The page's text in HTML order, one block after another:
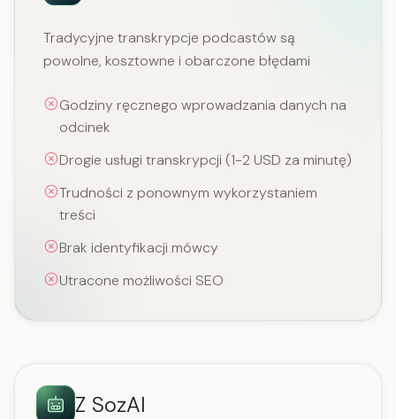
Tradycyjne transkrypcje podcastów są
powolne, kosztowne i obarczone błędami
Godziny ręcznego wprowadzania danych na
odcinek
Drogie usługi transkrypcji (1-2 USD za minutę)
Trudności z ponownym wykorzystaniem
treści
Brak identyfikacji mówcy
Utracone możliwości SEO
Z SozAI